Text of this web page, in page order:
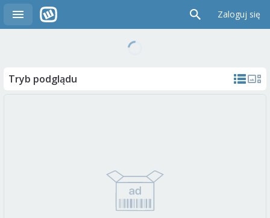
Zaloguj się
Tryb podglądu